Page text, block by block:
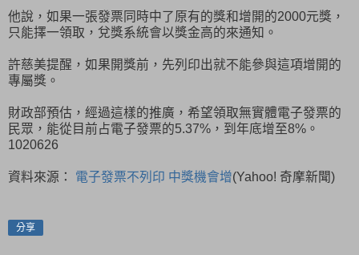
他說，如果一張發票同時中了原有的獎和增開的2000元獎，
只能擇一領取，兌獎系統會以獎金高的來通知。
許慈美提醒，如果開獎前，先列印出就不能參與這項增開的
專屬獎。
財政部預估，經過這樣的推廣，希望領取無實體電子發票的
民眾，能從目前占電子發票的5.37%，到年底增至8%。
1020626
資料來源： 電子發票不列印 中獎機會增(Yahoo! 奇摩新聞)
分享